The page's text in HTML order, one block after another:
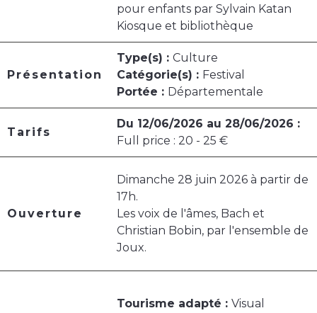
pour enfants par Sylvain Katan
Kiosque et bibliothèque
Présentation
Type(s) : Culture
Catégorie(s) : Festival
Portée : Départementale
Tarifs
Du 12/06/2026 au 28/06/2026 :
Full price : 20 - 25 €
Ouverture
Dimanche 28 juin 2026 à partir de
17h.
Les voix de l'âmes, Bach et
Christian Bobin, par l'ensemble de
Joux.
Tourisme adapté : Visual